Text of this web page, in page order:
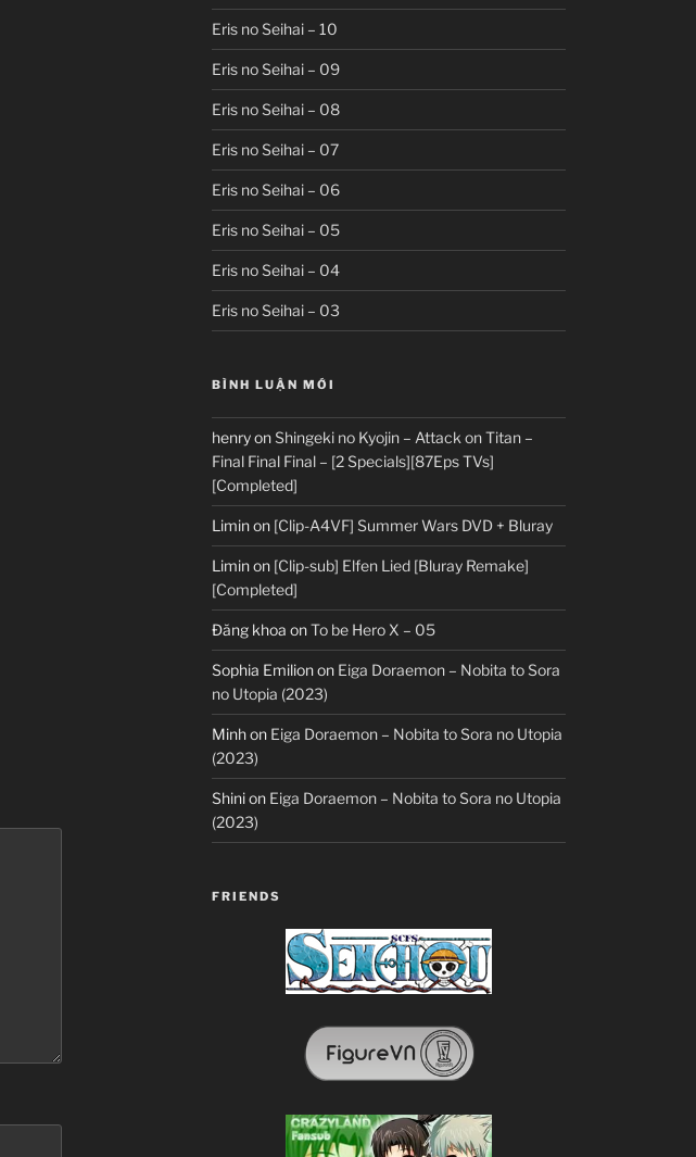
Eris no Seihai – 10
Eris no Seihai – 09
Eris no Seihai – 08
Eris no Seihai – 07
Eris no Seihai – 06
Eris no Seihai – 05
Eris no Seihai – 04
Eris no Seihai – 03
BÌNH LUẬN MỚI
henryonShingeki no Kyojin – Attack on Titan –
Final Final Final – [2 Specials][87Eps TVs]
[Completed]
Liminon [Clip-A4VF] Summer Wars DVD + Bluray
Liminon [Clip-sub] Elfen Lied [Bluray Remake]
[Completed]
Đăng khoa onTo be Hero X – 05
Sophia Emilionon Eiga Doraemon – Nobita to Sora
no Utopia (2023)
Minhon Eiga Doraemon – Nobita to Sora no Utopia
(2023)
Shinion Eiga Doraemon – Nobita to Sora no Utopia
(2023)
FRIENDS